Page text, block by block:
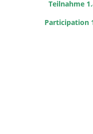
Teilnahme
Participation